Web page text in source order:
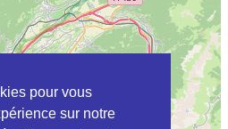
pour vous
sur notre